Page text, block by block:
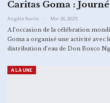
Caritas Goma :
Angèle Kavira Mar 26, 2025
A l’occasion de la célébration
Goma a organisé une activité avec
distribution d’eau de Don Bosco
A LA UNE